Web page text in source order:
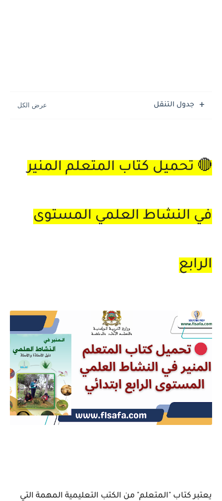
جدول التنقل
🔴 تحميل كتاب المتعلم المنير
في النشاط العلمي المستوى
الرابع
يعتبر كتاب "المتعلم" من الكتب التعليمية المهمة التي